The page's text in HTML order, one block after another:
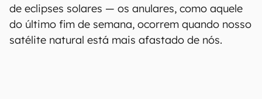
de eclipses solares — os anulares, como aquele
do último fim de semana, ocorrem quando nosso
satélite natural está mais afastado de nós.